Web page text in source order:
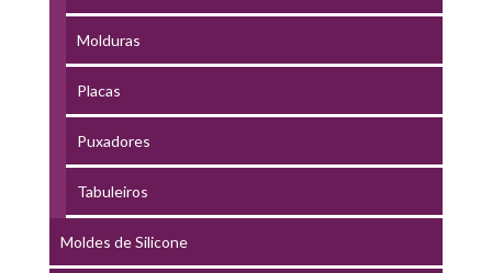
Molduras
Placas
Puxadores
Tabuleiros
Moldes de Silicone